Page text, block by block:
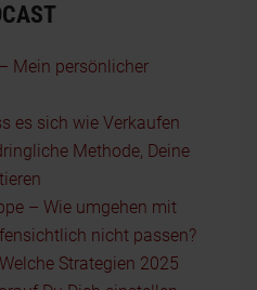
Mein persönlicher
es sich wie Verkaufen
Methode, Deine
– Wie umgehen mit
nicht passen?
Strategien 2025